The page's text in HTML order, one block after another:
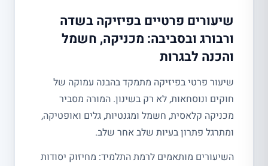
שיעורים פרטיים בפיזיקה בשדה
ורבורג ובסביבה: מכניקה, חשמל
והכנה לבגרות
שיעור פרטי בפיזיקה מתמקד בהבנה עמוקה של
חוקים ונוסחאות, לא רק בשינון. המורה מסביר
מכניקה קלאסית, חשמל ומגנטיות, גלים ואופטיקה,
ומתרגל פתרון בעיות שלב אחר שלב.
השיעורים מותאמים לרמת התלמיד: מחיזוק יסודות